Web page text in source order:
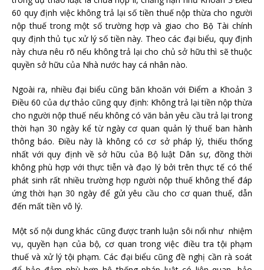
60 quy định việc không trả lại số tiền thuế nộp thừa cho người
nộp thuế trong một số trường hợp và giao cho Bộ Tài chính
quy định thủ tục xử lý số tiền này. Theo các đại biểu, quy định
này chưa nêu rõ nếu không trả lại cho chủ sở hữu thì sẽ thuộc
quyền sở hữu của Nhà nước hay cá nhân nào.
Ngoài ra, nhiều đại biểu cũng băn khoăn với Điểm a Khoản 3
Điều 60 của dự thảo cũng quy định: Không trả lại tiền nộp thừa
cho người nộp thuế nếu không có văn bản yêu cầu trả lại trong
thời hạn 30 ngày kể từ ngày cơ quan quản lý thuế ban hành
thông báo. Điều này là không có cơ sở pháp lý, thiếu thống
nhất với quy định về sở hữu của Bộ luật Dân sự, đồng thời
không phù hợp với thực tiễn và đạo lý bởi trên thực tế có thể
phát sinh rất nhiều trường hợp người nộp thuế không thể đáp
ứng thời hạn 30 ngày để gửi yêu cầu cho cơ quan thuế, dẫn
đến mất tiền vô lý.
Một số nội dung khác cũng được tranh luận sôi nổi như nhiệm
vụ, quyền hạn của bộ, cơ quan trong việc điều tra tội phạm
thuế và xử lý tội phạm. Các đại biểu cũng đề nghị cần rà soát